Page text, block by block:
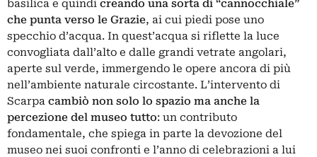
basilica e quindi creando una sorta di “cannocchiale”
che punta verso le Grazie, ai cui piedi pose uno
specchio d’acqua. In quest’acqua si riflette la luce
convogliata dall’alto e dalle grandi vetrate angolari,
aperte sul verde, immergendo le opere ancora di più
nell’ambiente naturale circostante. L’intervento di
Scarpa cambiò non solo lo spazio ma anche la
percezione del museo tutto: un contributo
fondamentale, che spiega in parte la devozione del
museo nei suoi confronti e l’anno di celebrazioni a lui